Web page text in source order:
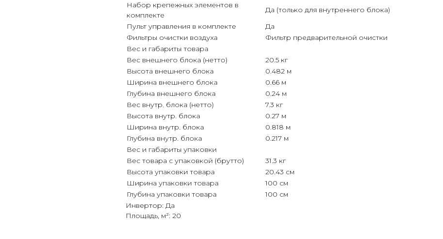
Набор крепежных элементов в
комплекте
Да (только для внутреннего блока)
Пульт управления в комплекте
Да
Фильтры очистки воздуха
Фильтр предварительной очистки
Вес и габариты товара
Вес внешнего блока (нетто)
20.5 кг
Высота внешнего блока
0.482 м
Ширина внешнего блока
0.66 м
Глубина внешнего блока
0.24 м
Вес внутр. блока (нетто)
7.3 кг
Высота внутр. блока
0.27 м
Ширина внутр. блока
0.818 м
Глубина внутр. блока
0.217 м
Вес и габариты упаковки
Вес товара с упаковкой (брутто)
31.3 кг
Высота упаковки товара
20.43 см
Ширина упаковки товара
100 см
Глубина упаковки товара
100 см
Инвертор: Да
Площадь, м²: 20